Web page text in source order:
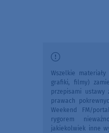
Wszelkie
grafiki, filmy)
przepisami
prawach
Weekend FM/
rygorem
jakiekolwiek inne